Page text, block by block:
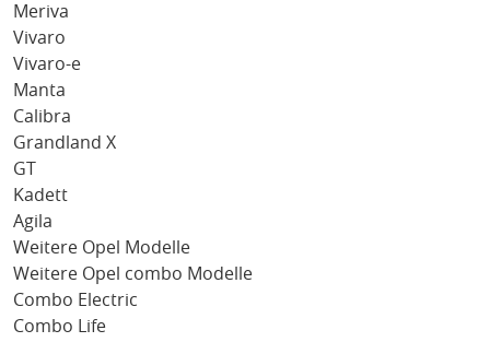
Meriva
Vivaro
Vivaro-e
Manta
Calibra
Grandland X
GT
Kadett
Agila
Weitere Opel Modelle
Weitere Opel combo Modelle
Combo Electric
Combo Life